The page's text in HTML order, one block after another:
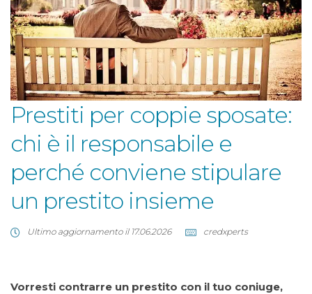
Prestiti per coppie sposate:
chi è il responsabile e
perché conviene stipulare
un prestito insieme
Ultimo aggiornamento il 17.06.2026 credxperts
Vorresti contrarre un prestito con il tuo coniuge,